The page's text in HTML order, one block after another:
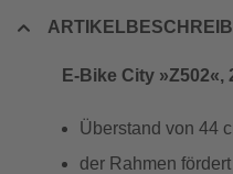
E-Bike City
Überstand von 44
der Rahmen